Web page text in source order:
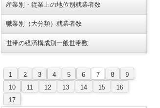
産業別・従業上の地位別就業者数
職業別（大分類）就業者数
世帯の経済構成別一般世帯数
1 2 3 4 5 6 7 8
9
10
11 12 13 14 15
16
17